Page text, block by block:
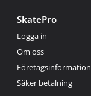
SkatePro
Logga in
Om oss
Företagsinformation
Säker betalning